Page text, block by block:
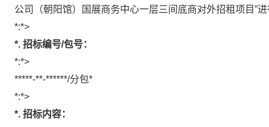
公司（朝阳馆）国展商务中心一层三间底商对外招租项目”进
*:*>
*. 招标编号/包号：
*:*>
*****-**-******/分包*
*:*>
*. 招标内容：